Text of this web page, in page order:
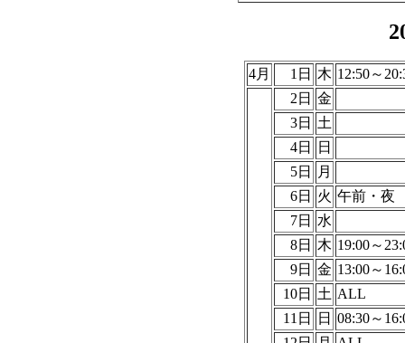
4月 1日 木 12:50～
2日 金
3日
土
4日
日
5日
月
6日
火 午前・夜
7日
水
8日
木 19:00～
9日 金 13:00～
10日
土 ALL
11日
日 08:30～